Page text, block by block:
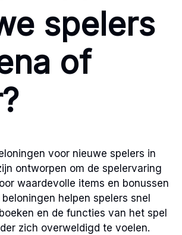
spelers
of
voor nieuwe spelers in
ontworpen om de spelervaring
waardevolle items en bonussen
helpen spelers snel
en de functies van het spel
zich overweldigd te voelen.